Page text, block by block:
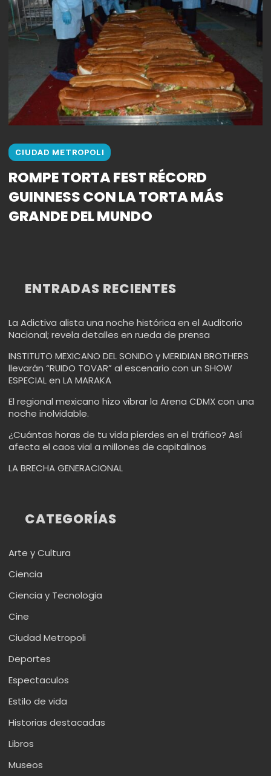
CIUDAD METROPOLI
ROMPE TORTA FEST RÉCORD
GUINNESS CON LA TORTA MÁS
GRANDE DEL MUNDO
ENTRADAS RECIENTES
La Adictiva alista una noche histórica en el Auditorio
Nacional; revela detalles en rueda de prensa
INSTITUTO MEXICANO DEL SONIDO y MERIDIAN BROTHERS
llevarán “RUIDO TOVAR” al escenario con un SHOW
ESPECIAL en LA MARAKA
El regional mexicano hizo vibrar la Arena CDMX con una
noche inolvidable.
¿Cuántas horas de tu vida pierdes en el tráfico? Así
afecta el caos vial a millones de capitalinos
LA BRECHA GENERACIONAL
CATEGORÍAS
Arte y Cultura
Ciencia
Ciencia y Tecnologia
Cine
Ciudad Metropoli
Deportes
Espectaculos
Estilo de vida
Historias destacadas
Libros
Museos